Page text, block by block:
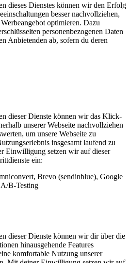
dieses Dienstes können wir den Erfolg
besser nachvollziehen,
optimieren. Dazu
personenbezogenen Daten
Anbietenden ab, sofern du deren
dieser Dienste können wir das Klick-
unserer Webseite nachvollziehen
um unsere Webseite zu
insgesamt laufend zu
Einwilligung setzen wir auf dieser
ein:
Brevo (sendinblue), Google
B-Testing
dieser Dienste können wir dir über die
hinausgehende Features
komfortable Nutzung unserer